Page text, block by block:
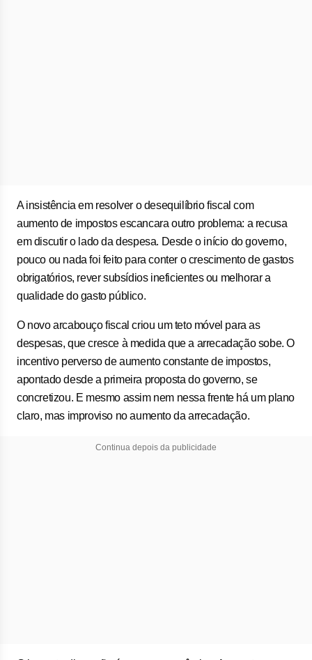
A insistência em resolver o desequilíbrio fiscal com
aumento de impostos escancara outro problema: a recusa
em discutir o lado da despesa. Desde o início do governo,
pouco ou nada foi feito para conter o crescimento de gastos
obrigatórios, rever subsídios ineficientes ou melhorar a
qualidade do gasto público.
O novo arcabouço fiscal criou um teto móvel para as
despesas, que cresce à medida que a arrecadação sobe. O
incentivo perverso de aumento constante de impostos,
apontado desde a primeira proposta do governo, se
concretizou. E mesmo assim nem nessa frente há um plano
claro, mas improviso no aumento da arrecadação.
Continua depois da publicidade